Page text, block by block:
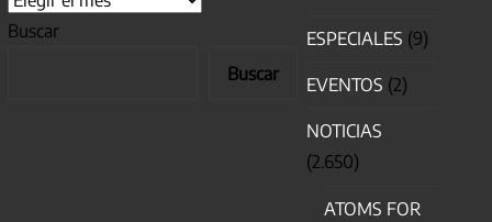
Buscar
Buscar
ESPECIALES (9)
EVENTOS (2)
NOTICIAS
(2.650)
ATOMS FOR